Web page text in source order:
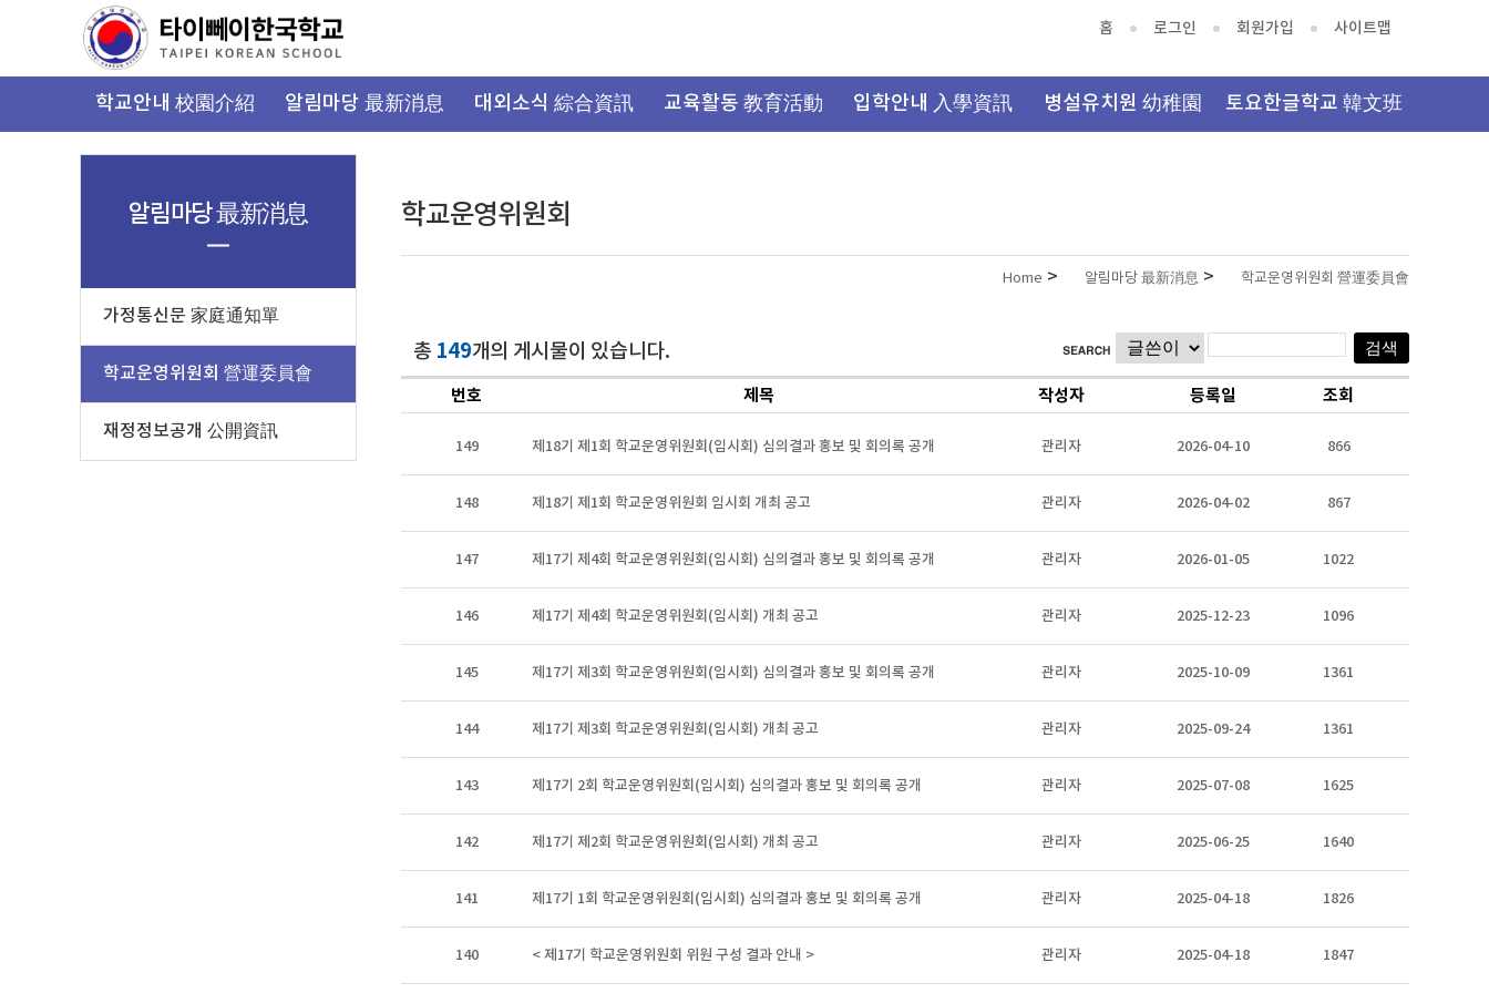
뉴
홈 로그인 회원가입 사이트맵
학교안내 校園介紹 알림마당 最新消息 대외소식 綜合資訊 교육활동 教育活動 입학안내 入學資訊 병설유치원 幼稚園 토요한글학교 韓文班
학교운영위원회
Home > 알림마당 最新消息 > 학교운영위원회 營運委員會
총 149개의 게시물이 있습니다.
번호 제목 작성자 등록일 조회
149 제18기 제1회 학교운영위원회(임시회) 심의결과 홍보 및 회의록 공개 관리자 2026-04-10 866
148 제18기 제1회 학교운영위원회 임시회 개최 공고 관리자 2026-04-02 867
147 제17기 제4회 학교운영위원회(임시회) 심의결과 홍보 및 회의록 공개 관리자 2026-01-05 1022
146 제17기 제4회 학교운영위원회(임시회) 개최 공고 관리자 2025-12-23 1096
145 제17기 제3회 학교운영위원회(임시회) 심의결과 홍보 및 회의록 공개 관리자 2025-10-09 1361
144 제17기 제3회 학교운영위원회(임시회) 개최 공고 관리자 2025-09-24 1361
143 제17기 2회 학교운영위원회(임시회) 심의결과 홍보 및 회의록 공개 관리자 2025-07-08 1625
142 제17기 제2회 학교운영위원회(임시회) 개최 공고 관리자 2025-06-25 1640
141 제17기 1회 학교운영위원회(임시회) 심의결과 홍보 및 회의록 공개 관리자 2025-04-18 1826
140 < 제17기 학교운영위원회 위원 구성 결과 안내 > 관리자 2025-04-18 1847
알림마당 最新消息
가정통신문 家庭通知單
학교운영위원회 營運委員會
재정정보공개 公開資訊